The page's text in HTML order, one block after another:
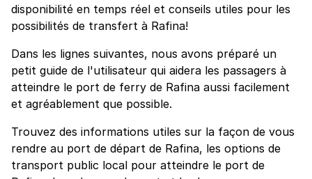
disponibilité en temps réel et conseils utiles pour les
possibilités de transfert à Rafina!
Dans les lignes suivantes, nous avons préparé un
petit guide de l'utilisateur qui aidera les passagers à
atteindre le port de ferry de Rafina aussi facilement
et agréablement que possible.
Trouvez des informations utiles sur la façon de vous
rendre au port de départ de Rafina, les options de
transport public local pour atteindre le port de